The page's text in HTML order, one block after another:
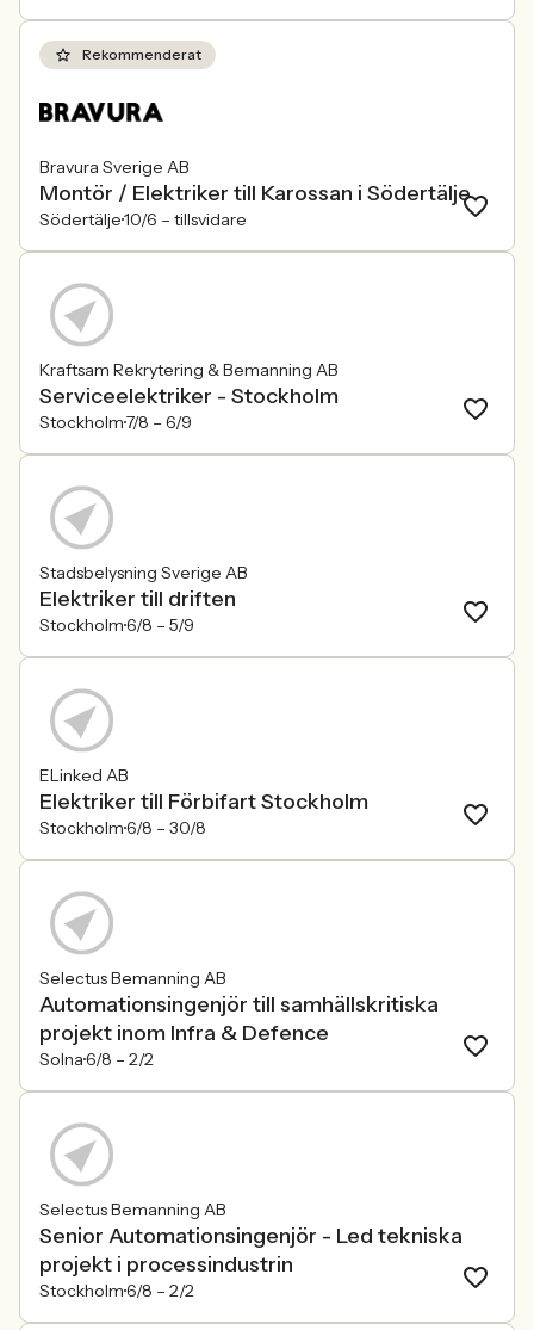
Rekommenderat
Bravura Sverige AB
Montör / Elektriker till Karossan i Södertälje
Södertälje10/6 – tillsvidare
Kraftsam Rekrytering & Bemanning AB
Serviceelektriker - Stockholm
Stockholm7/8 – 6/9
Stadsbelysning Sverige AB
Elektriker till driften
Stockholm6/8 – 5/9
ELinked AB
Elektriker till Förbifart Stockholm
Stockholm6/8 – 30/8
Selectus Bemanning AB
Automationsingenjör till samhällskritiska
projekt inom Infra & Defence
Solna6/8 – 2/2
Selectus Bemanning AB
Senior Automationsingenjör - Led tekniska
projekt i processindustrin
Stockholm6/8 – 2/2